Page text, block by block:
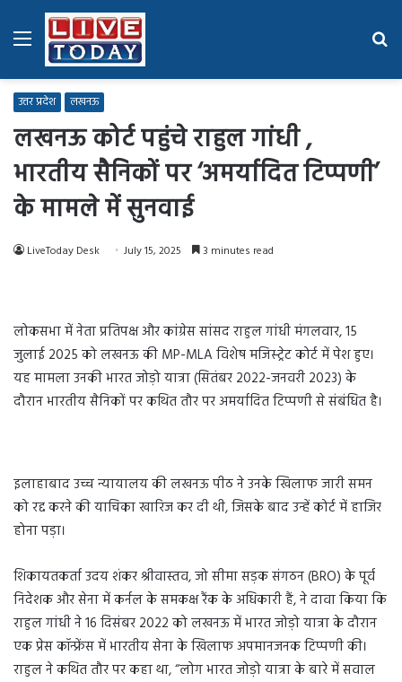
Menu
उत्तर प्रदेश लखनऊ
लखनऊ कोर्ट पहुंचे राहुल गांधी ,
भारतीय सैनिकों पर ‘अमर्यादित टिप्पणी’
के मामले में सुनवाई
LiveToday Desk July 15, 2025 3 minutes read
लोकसभा में नेता प्रतिपक्ष और कांग्रेस सांसद राहुल गांधी मंगलवार, 15
जुलाई 2025 को लखनऊ की MP-MLA विशेष मजिस्ट्रेट कोर्ट में पेश हुए।
यह मामला उनकी भारत जोड़ो यात्रा (सितंबर 2022-जनवरी 2023) के
दौरान भारतीय सैनिकों पर कथित तौर पर अमर्यादित टिप्पणी से संबंधित है।
इलाहाबाद उच्च न्यायालय की लखनऊ पीठ ने उनके खिलाफ जारी समन
को रद्द करने की याचिका खारिज कर दी थी, जिसके बाद उन्हें कोर्ट में हाजिर
होना पड़ा।
शिकायतकर्ता उदय शंकर श्रीवास्तव, जो सीमा सड़क संगठन (BRO) के पूर्व
निदेशक और सेना में कर्नल के समकक्ष रैंक के अधिकारी हैं, ने दावा किया कि
राहुल गांधी ने 16 दिसंबर 2022 को लखनऊ में भारत जोड़ो यात्रा के दौरान
एक प्रेस कॉन्फ्रेंस में भारतीय सेना के खिलाफ अपमानजनक टिप्पणी की।
राहुल ने कथित तौर पर कहा था, “लोग भारत जोड़ो यात्रा के बारे में सवाल